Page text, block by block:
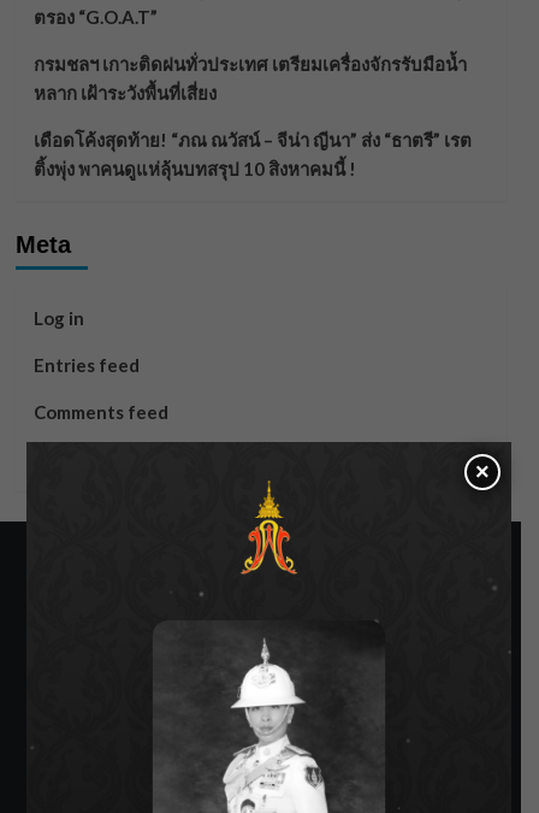
ตรอง “G.O.A.T”
กรมชลฯ เกาะติดฝนทั่วประเทศ เตรียมเครื่องจักรรับมือน้ำ
หลาก เฝ้าระวังพื้นที่เสี่ยง
เดือดโค้งสุดท้าย! “ภณ ณวัสน์ – จีน่า ญีนา” ส่ง “ธาตรี” เรต
ติ้งพุ่ง พาคนดูแห่ลุ้นบทสรุป 10 สิงหาคมนี้ !
Meta
Log in
Entries feed
Comments feed
SIAMRATH VARIETY
×